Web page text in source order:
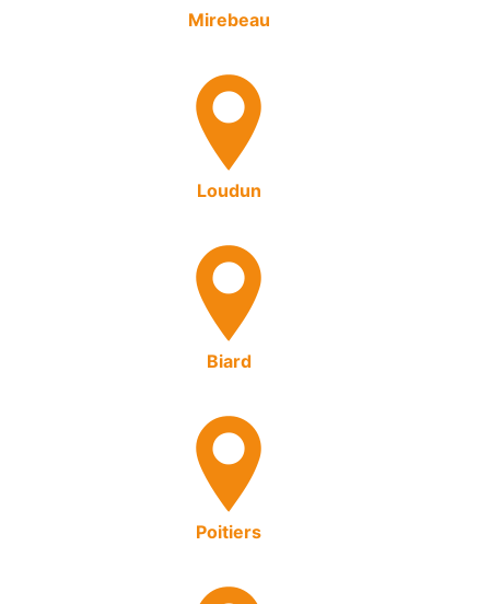
Mirebeau
Loudun
Biard
Poitiers